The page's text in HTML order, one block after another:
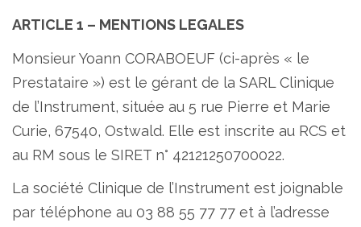
ARTICLE 1 – MENTIONS LEGALES
Monsieur Yoann CORABOEUF (ci-après « le
Prestataire ») est le gérant de la SARL Clinique
de l’Instrument, située au 5 rue Pierre et Marie
Curie, 67540, Ostwald. Elle est inscrite au RCS et
au RM sous le SIRET n° 42121250700022.
La société Clinique de l’Instrument est joignable
par téléphone au 03 88 55 77 77 et à l’adresse